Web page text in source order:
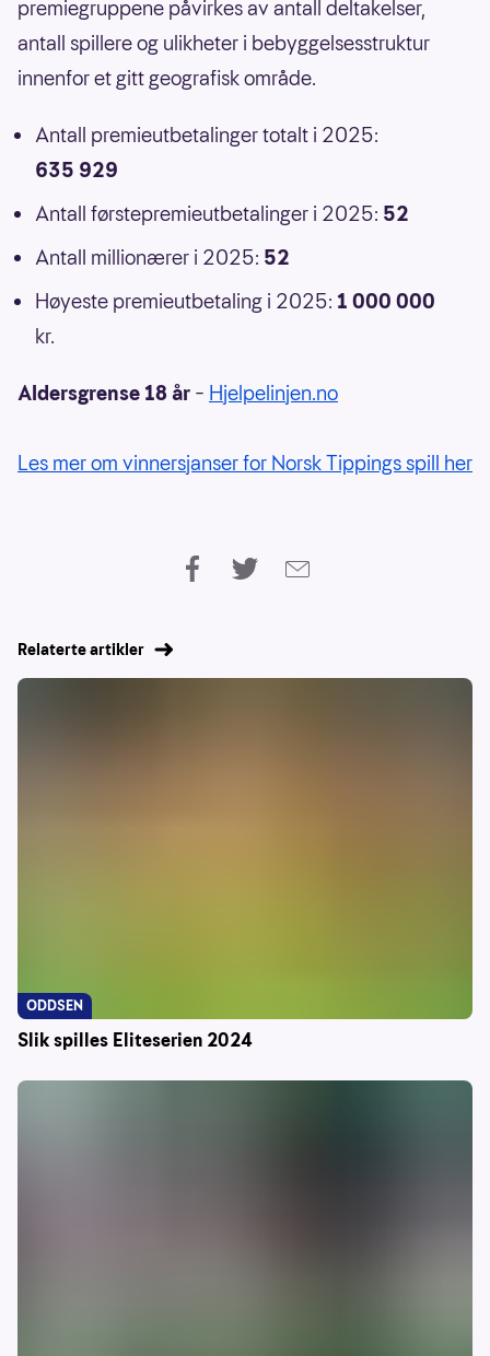
premiegruppene påvirkes av antall deltakelser,
antall spillere og ulikheter i bebyggelsesstruktur
innenfor et gitt geografisk område.
Antall premieutbetalinger totalt i 2025:
635 929
Antall førstepremieutbetalinger i 2025: 52
Antall millionærer i 2025: 52
Høyeste premieutbetaling i 2025: 1 000 000
kr.
Aldersgrense 18 år – Hjelpelinjen.no
Les mer om vinnersjanser for Norsk Tippings spill her
Relaterte artikler
Slik spilles Eliteserien 2024
ODDSEN